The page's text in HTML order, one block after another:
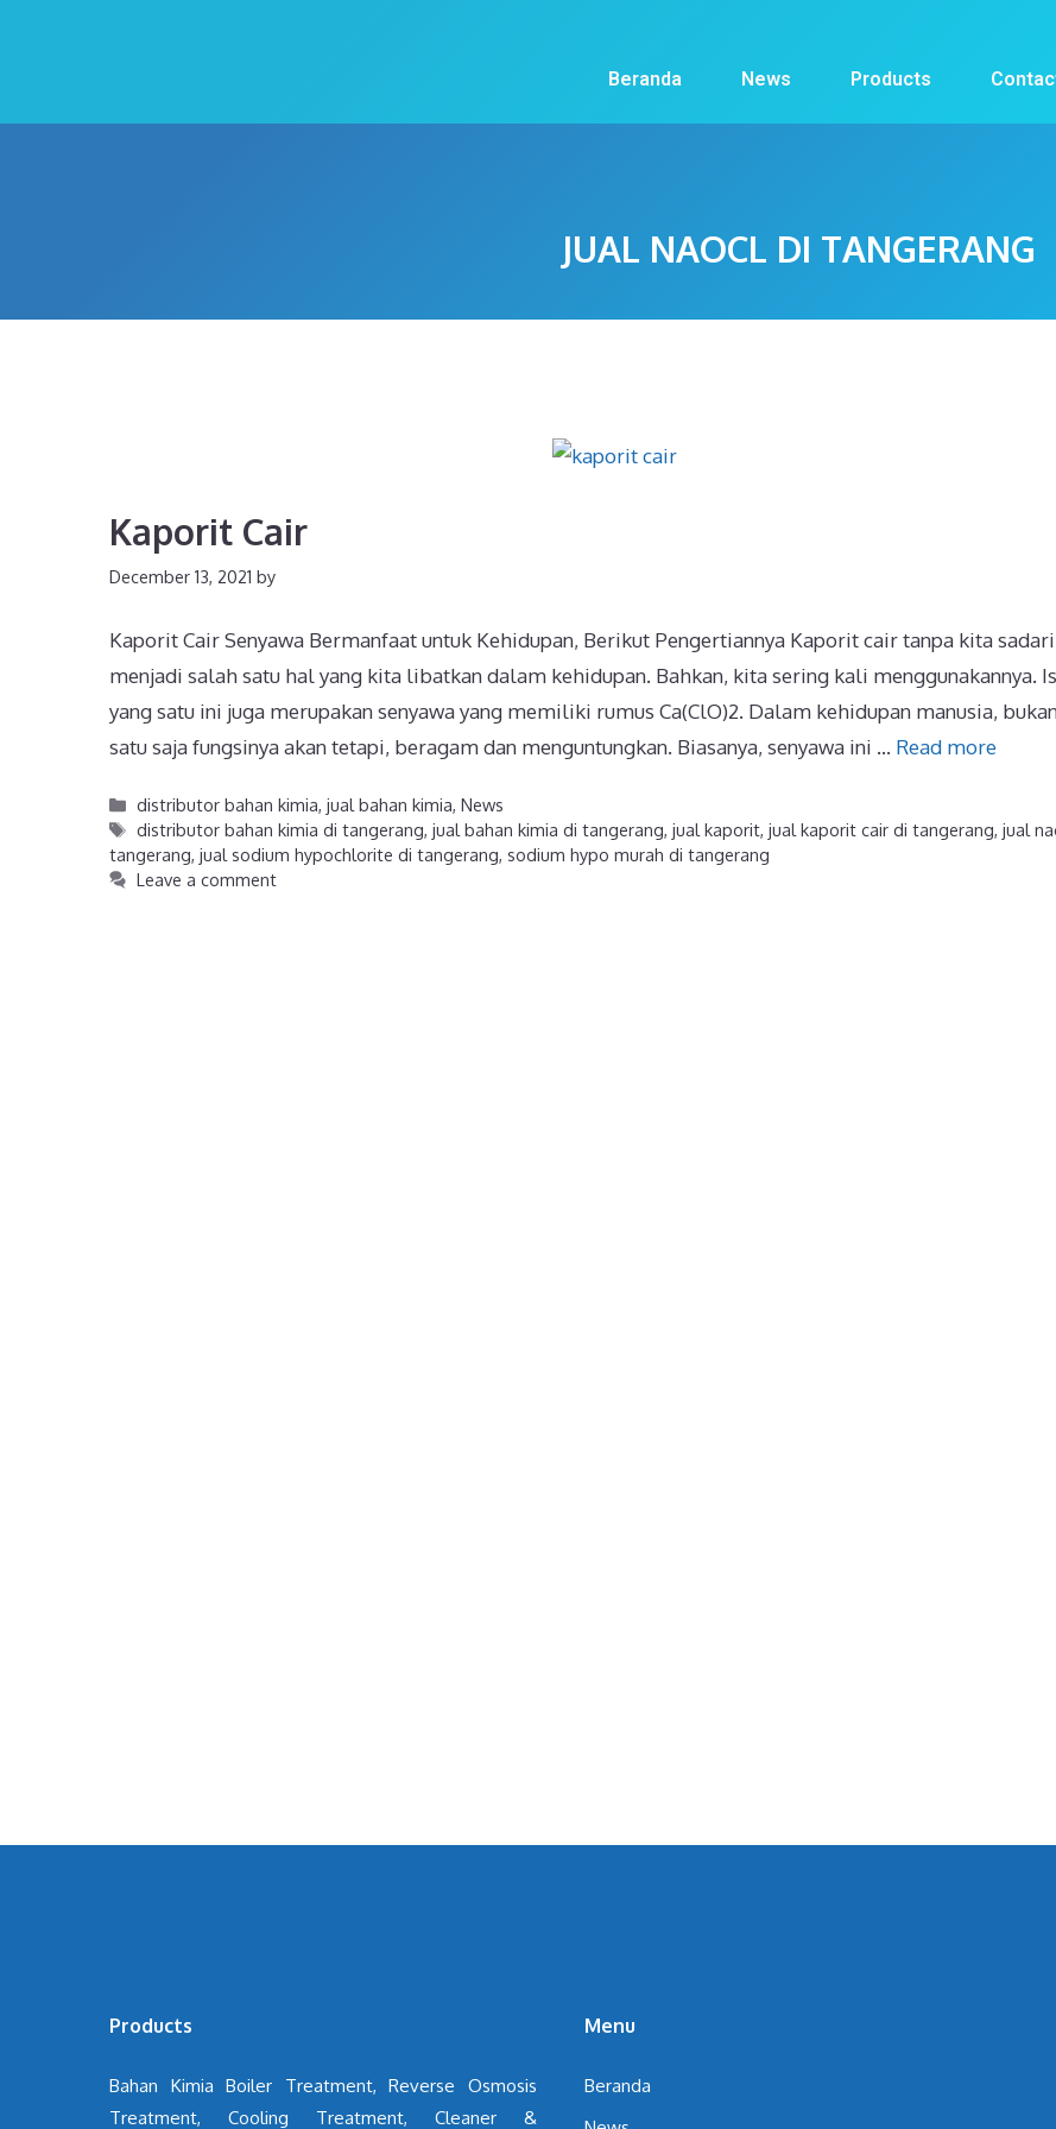
Beranda News Products
JUAL NAOCL DI TANGERANG
Kaporit Cair
December 13, 2021 by
Kaporit Cair Senyawa Bermanfaat untuk Kehidupan, Berikut Pengertiannya Kaporit cair tanpa kita
menjadi salah satu hal yang kita libatkan dalam kehidupan. Bahkan, kita sering kali menggunakannya.
yang satu ini juga merupakan senyawa yang memiliki rumus Ca(ClO)2. Dalam kehidupan manusia,
satu saja fungsinya akan tetapi, beragam dan menguntungkan. Biasanya, senyawa ini … Read more
distributor bahan kimia,jual bahan kimia,News
distributor bahan kimia di tangerang,jual bahan kimia di tangerang,jual kaporit,jual kaporit cair di tangerang,jual
tangerang, jual sodium hypochlorite di tangerang, sodium hypo murah di tangerang
Leave a comment
Products
Bahan Kimia Boiler Treatment, Reverse Osmosis
Treatment, Cooling Treatment, Cleaner &
Menu
Beranda